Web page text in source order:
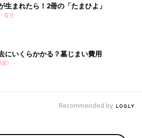
生まれたら！2冊の「たまひよ」
育児
にいくらかかる？墓じまい費用
題)
Recommended by